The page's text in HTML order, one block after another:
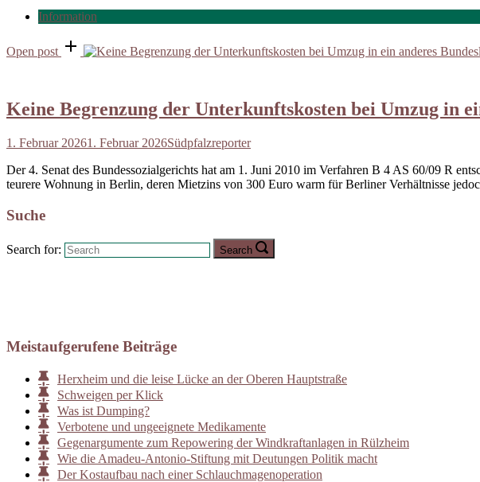
Information
Open post
Keine Begrenzung der Unterkunftskosten bei Umzug in
1. Februar 20261. Februar 2026Südpfalzreporter
Der 4. Senat des Bundessozialgerichts hat am 1. Juni 2010 im Verfahren B 4 AS 60/09 R
teurere Wohnung in Berlin, deren Mietzins von 300 Euro warm für Berliner Verhältnisse
Suche
Search for: Search
Meistaufgerufene Beiträge
Herxheim und die leise Lücke an der Oberen Hauptstraße
Schweigen per Klick
Was ist Dumping?
Verbotene und ungeeignete Medikamente
Gegenargumente zum Repowering der Windkraftanlagen in Rülzheim
Wie die Amadeu-Antonio-Stiftung mit Deutungen Politik macht
Der Kostaufbau nach einer Schlauchmagenoperation